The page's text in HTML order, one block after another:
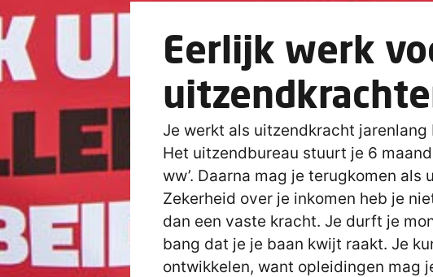
Eerlijk werk
Je werkt als uitzendkracht
Het uitzendbureau stuurt je 6
ww’. Daarna mag je terugkomen als
Zekerheid over je inkomen heb je
dan een vaste kracht. Je durft je
bang dat je je baan kwijt raakt. Je
ontwikkelen, want opleidingen mag